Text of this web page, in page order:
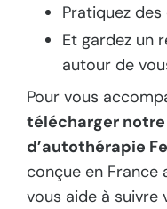
Pratiquez
Et gardez un
autour de
Pour vous
télécharger
d’autothérapie
conçue en France
vous aide à suivre